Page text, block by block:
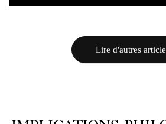
Lire d'autres